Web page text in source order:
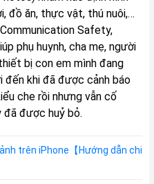
đồ ăn, thực vật, thú nuôi,…
Safety,
phụ huynh, cha mẹ, người
bị con em mình đang
đến khi đã được cảnh báo
che rồi nhưng vẫn cố
đã được huỷ bỏ.
trên iPhone【Hướng dẫn chi